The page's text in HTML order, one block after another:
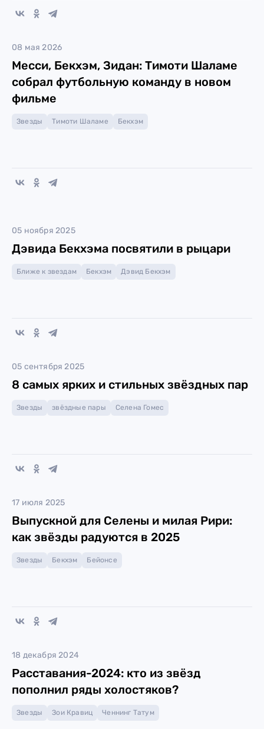
08 мая 2026
Месси, Бекхэм, Зидан: Тимоти Шаламе
собрал футбольную команду в новом
фильме
Звезды Тимоти Шаламе Бекхэм
05 ноября 2025
Дэвида Бекхэма посвятили в рыцари
Ближе к звездам Бекхэм Дэвид Бекхэм
05 сентября 2025
8 самых ярких и стильных звёздных пар
Звезды звёздные пары Селена Гомес
17 июля 2025
Выпускной для Селены и милая Рири:
как звёзды радуются в 2025
Звезды Бекхэм Бейонсе
18 декабря 2024
Расставания-2024: кто из звёзд
пополнил ряды холостяков?
Звезды Зои Кравиц Ченнинг Татум